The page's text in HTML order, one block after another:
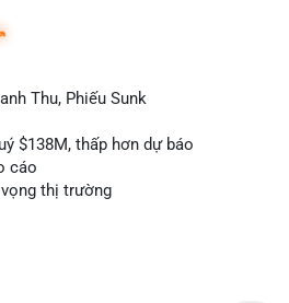
Thu, Phiếu Sunk
$138M, thấp hơn dự báo
cáo
thị trường